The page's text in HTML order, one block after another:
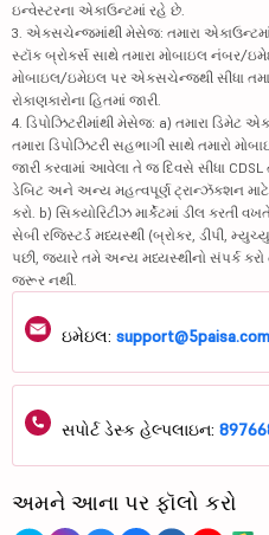
ઇન્વેસ્ટરના એકાઉન્ટમાં રહે છે.
3. એક્સચેન્જમાંથી મેસેજ: તમારા
સ્ટૉક બ્રોકર્સ સાથે તમારા મોબાઇલ નંબર/
મોબાઇલ/ઇમેઇલ પર એક્સચેન્જથી સીધા
રોકાણકારોના હિતમાં જારી.
4. ડિપોઝિટરીમાંથી મેસેજ: a) તમારા ડિમેટ
તમારા ડિપોઝિટરી સહભાગી સાથે તમારો
જારી કરવામાં આવેલા તે જ દિવસે સીધા
ડેબિટ અને અન્ય મહત્વપૂર્ણ ટ્રાન્ઝૅક્શન માટે
કરો. b) સિક્યોરિટીઝ માર્કેટમાં ડીલ
સેબી રજિસ્ટર્ડ મધ્યસ્થી (બ્રોકર, ડીપી,
પછી, જ્યારે તમે અન્ય મધ્યસ્થીનો સંપર્ક કરો
જરૂર નથી.
ઇમેઇલ: support@5paisa.com
સપોર્ટ ડેસ્ક હેલ્પલાઇન:
અમને આના પર ફૉલો કરો